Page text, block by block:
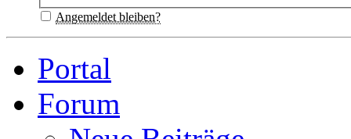
Angemeldet bleiben?
Portal
Forum